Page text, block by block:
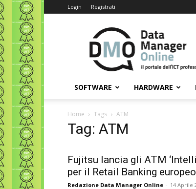
Login Registrati
Data
Manager
Online
SOFTWARE HARDWARE
Home Tags ATM
Tag: ATM
Fujitsu lancia gli ATM
per il Retail Banking europeo
Redazione Data Manager Online - 14 Aprile